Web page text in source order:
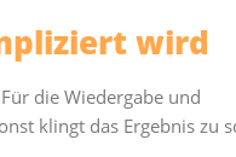
wird
die Wiedergabe und
klingt das Ergebnis zu